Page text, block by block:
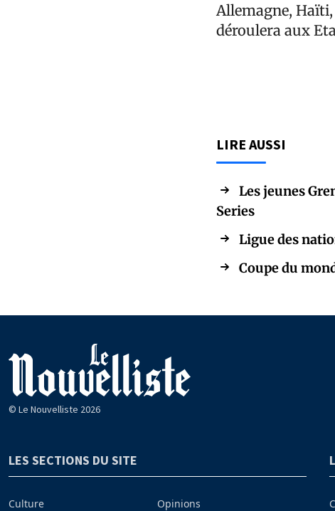
Allemagne,
déroulera aux
LIRE AUSSI
Les jeunes
Series
Ligue des
Coupe du
© Le Nouvelliste 2026
LES SECTIONS DU SITE
Culture Opinions